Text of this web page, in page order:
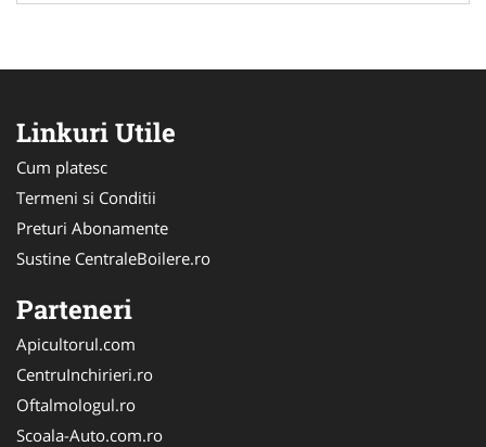
Linkuri Utile
Cum platesc
Termeni si Conditii
Preturi Abonamente
Sustine CentraleBoilere.ro
Parteneri
Apicultorul.com
CentruInchirieri.ro
Oftalmologul.ro
Scoala-Auto.com.ro